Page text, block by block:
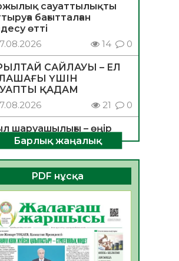
сауаттылықты
бағытталған
өтті
14 0
САЙЛАУЫ – ЕЛ
ҮШІН
ҚАДАМ
21 0
шаруашылығы – өңір
негізгі
31 0
БЕЛСЕНДІЛІК –
ДАМУЫНЫҢ НЕГІЗІ
30
САЙЛАУЫ –
БАСТАР
Барлық жаңалық
PDF нұсқа